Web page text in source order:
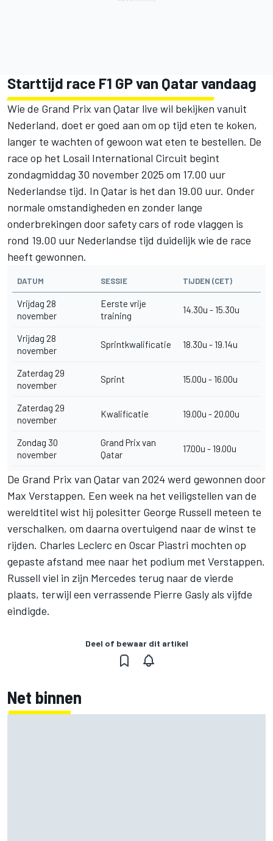
Starttijd race F1 GP van Qatar vandaag
Wie de Grand Prix van Qatar live wil bekijken vanuit
Nederland, doet er goed aan om op tijd eten te koken,
langer te wachten of gewoon wat eten te bestellen. De
race op het Losail International Circuit begint
zondagmiddag 30 november 2025 om 17.00 uur
Nederlandse tijd. In Qatar is het dan 19.00 uur. Onder
normale omstandigheden en zonder lange
onderbrekingen door safety cars of rode vlaggen is
rond 19.00 uur Nederlandse tijd duidelijk wie de race
heeft gewonnen.
DATUM SESSIE TIJDEN (CET)
Vrijdag 28
november
Eerste vrije
training
14.30u - 15.30u
Vrijdag 28
november
Sprintkwalificatie 18.30u - 19.14u
Zaterdag 29
november
Sprint 15.00u - 16.00u
Zaterdag 29
november
Kwalificatie 19.00u - 20.00u
Zondag 30
november
Grand Prix van
Qatar
17.00u - 19.00u
De Grand Prix van Qatar van 2024 werd gewonnen door
Max Verstappen. Een week na het veiligstellen van de
wereldtitel wist hij polesitter George Russell meteen te
verschalken, om daarna overtuigend naar de winst te
rijden. Charles Leclerc en Oscar Piastri mochten op
gepaste afstand mee naar het podium met Verstappen.
Russell viel in zijn Mercedes terug naar de vierde
plaats, terwijl een verrassende Pierre Gaslyals vijfde
eindigde.
Deel of bewaar dit artikel
Net binnen